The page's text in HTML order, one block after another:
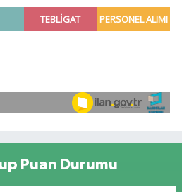
Puan Durumu